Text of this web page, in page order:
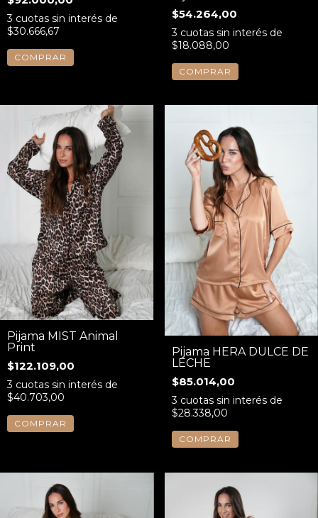
3 cuotas sin interés de
$30.666,67
COMPRAR
$54.264,00
3 cuotas sin interés de
$18.088,00
COMPRAR
Pijama MIST Animal
Print
$122.109,00
3 cuotas sin interés de
$40.703,00
COMPRAR
Pijama HERA DULCE DE
LECHE
$85.014,00
3 cuotas sin interés de
$28.338,00
COMPRAR